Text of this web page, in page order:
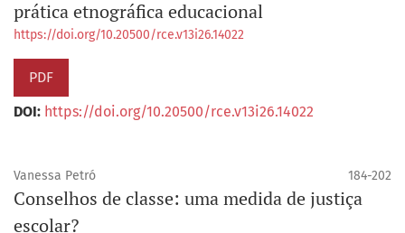
prática etnográfica educacional
https://doi.org/10.20500/rce.v13i26.14022
PDF
DOI: https://doi.org/10.20500/rce.v13i26.14022
Vanessa Petró 184-202
Conselhos de classe: uma medida de justiça
escolar?